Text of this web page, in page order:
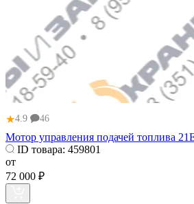
★4.9 46
Мотор управления подачей топлива
ID товара: 459801
от
72 000 ₽